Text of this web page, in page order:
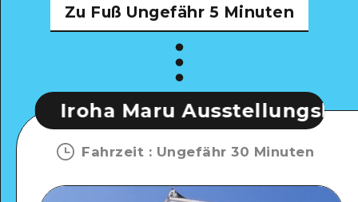
Zu Fuß Ungefähr 5 Minuten
Maru Ausstellungshalle
Fahrzeit : Ungefähr 30 Minuten